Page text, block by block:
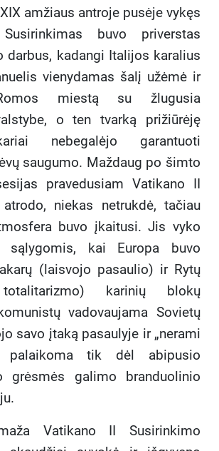
amžiaus antroje pusėje vykęs
buvo priverstas
darbus, kadangi Italijos karalius
vienydamas šalį užėmė ir
miestą su žlugusia
o ten tvarką prižiūrėję
nebegalėjo garantuoti
saugumo. Maždaug po šimto
pravedusiam Vatikano II
niekas netrukdė, tačiau
buvo įkaitusi. Jis vyko
sąlygomis, kai Europa buvo
(laisvojo pasaulio) ir Rytų
karinių blokų
vadovaujama Sovietų
savo įtaką pasaulyje ir „nerami
palaikoma tik dėl abipusio
grėsmės galimo branduolinio
Vatikano II Susirinkimo